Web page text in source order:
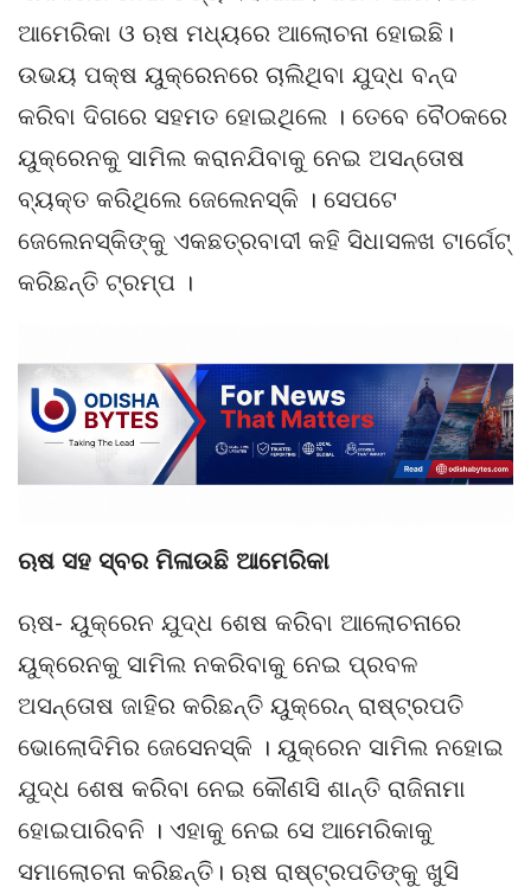
ଆମେରିକା ଓ ଋଷ ମଧ୍ୟରେ ଆଲୋଚନା ହୋଇଛି।
ଉଭୟ ପକ୍ଷ ୟୁକ୍ରେନରେ ଚାଲିଥିବା ଯୁଦ୍ଧ ବନ୍ଦ
କରିବା ଦିଗରେ ସହମତ ହୋଇଥିଲେ । ତେବେ ବୈଠକରେ
ୟୁକ୍ରେନକୁ ସାମିଲ କରାନଯିବାକୁ ନେଇ ଅସନ୍ତୋଷ
ବ୍ୟକ୍ତ କରିଥିଲେ ଜେଲେନସ୍କି । ସେପଟେ
ଜେଲେନସ୍କିଙ୍କୁ ଏକଛତ୍ରବାଦୀ କହି ସିଧାସଳଖ ଟାର୍ଗେଟ୍
କରିଛନ୍ତି ଟ୍ରମ୍ପ ।
ଋଷ ସହ ସ୍ବର ମିଳାଉଛି ଆମେରିକା
ଋଷ- ୟୁକ୍ରେନ ଯୁଦ୍ଧ ଶେଷ କରିବା ଆଲୋଚନାରେ
ୟୁକ୍ରେନକୁ ସାମିଲ ନକରିବାକୁ ନେଇ ପ୍ରବଳ
ଅସନ୍ତୋଷ ଜାହିର କରିଛନ୍ତି ୟୁକ୍ରେନ୍ ରାଷ୍ଟ୍ରପତି
ଭୋଲୋଦିମିର ଜେସେନସ୍କି । ୟୁକ୍ରେନ ସାମିଲ ନହୋଇ
ଯୁଦ୍ଧ ଶେଷ କରିବା ନେଇ କୌଣସି ଶାନ୍ତି ରାଜିନାମା
ହୋଇପାରିବନି । ଏହାକୁ ନେଇ ସେ ଆମେରିକାକୁ
ସମାଲୋଚନା କରିଛନ୍ତି। ଋଷ ରାଷ୍ଟ୍ରପତିଙ୍କୁ ଖୁସି